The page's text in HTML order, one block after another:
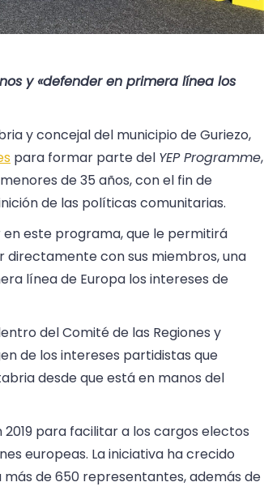
y «defender en primera línea los
y concejal del municipio de Guriezo,
para formar parte del YEP Programme,
de 35 años, con el fin de
de las políticas comunitarias.
este programa, que le permitirá
directamente con sus miembros, una
línea de Europa los intereses de
del Comité de las Regiones y
de los intereses partidistas que
desde que está en manos del
para facilitar a los cargos electos
europeas. La iniciativa ha crecido
de 650 representantes, además de